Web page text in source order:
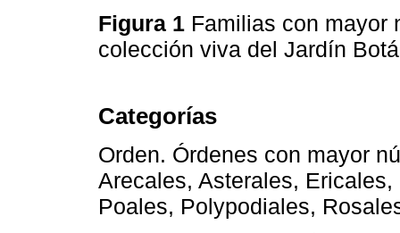
Figura 1 Familias con mayor
colección viva del Jardín
Categorías
Orden. Órdenes con mayor
Arecales, Asterales,
Poales, Polypodiales,